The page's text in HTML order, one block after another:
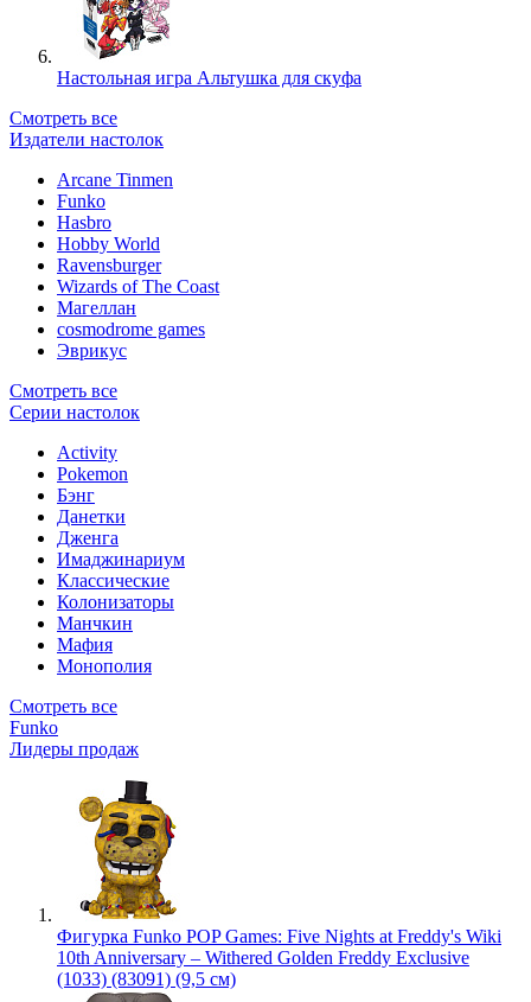
Настольная игра Альтушка для скуфа
Смотреть все
Издатели настолок
Arcane Tinmen
Funko
Hasbro
Hobby World
Ravensburger
Wizards of The Coast
Магеллан
сosmodrome games
Эврикус
Смотреть все
Серии настолок
Activity
Pokemon
Бэнг
Данетки
Дженга
Имаджинариум
Классические
Колонизаторы
Манчкин
Мафия
Монополия
Смотреть все
Funko
Лидеры продаж
Фигурка Funko POP Games: Five Nights at Freddy's Wiki
10th Anniversary – Withered Golden Freddy Exclusive
(1033) (83091) (9,5 см)